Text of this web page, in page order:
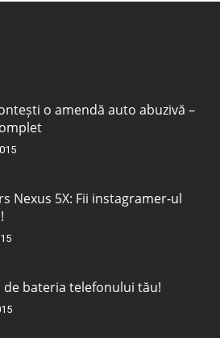
o amendă auto abuzivă –
Nexus 5X: Fii instagramer-ul
de bateria telefonului tău!